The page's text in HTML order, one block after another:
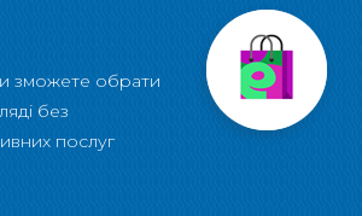
зможете обрати
без
послуг